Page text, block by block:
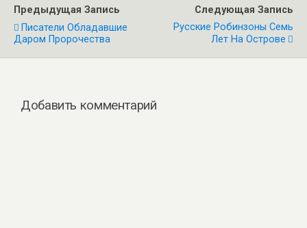
Предыдущая Запись
Писатели Обладавшие
Даром Пророчества
Следующая Запись
Русские Робинзоны Семь
Лет На Острове
Добавить комментарий